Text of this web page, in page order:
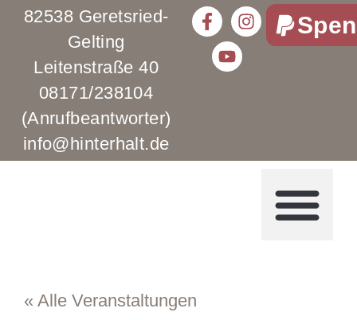
82538 Geretsried-
Gelting
Leitenstraße 40
08171/238104
(Anrufbeantworter)
info@hinterhalt.de
« Alle Veranstaltungen